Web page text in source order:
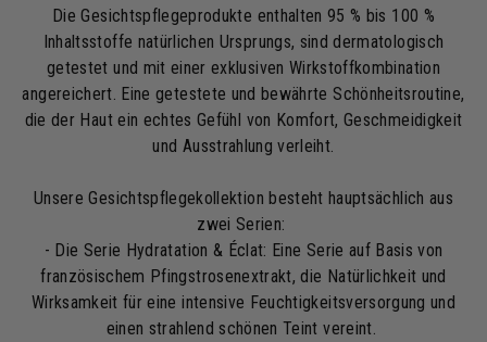
Die Gesichtspflegeprodukte enthalten 95 % bis 100 %
Inhaltsstoffe natürlichen Ursprungs, sind dermatologisch
getestet und mit einer exklusiven Wirkstoffkombination
angereichert. Eine getestete und bewährte Schönheitsroutine,
die der Haut ein echtes Gefühl von Komfort, Geschmeidigkeit
und Ausstrahlung verleiht.
Unsere Gesichtspflegekollektion besteht hauptsächlich aus
zwei Serien:
- Die Serie Hydratation & Éclat: Eine Serie auf Basis von
französischem Pfingstrosenextrakt, die Natürlichkeit und
Wirksamkeit für eine intensive Feuchtigkeitsversorgung und
einen strahlend schönen Teint vereint.